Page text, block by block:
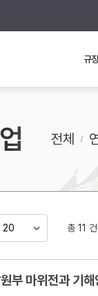
연동 자료 규
전체
총 11 건
부 마위전과 기해